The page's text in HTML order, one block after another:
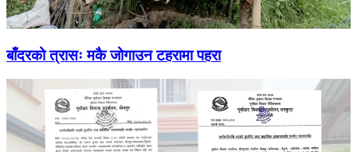
बाँदरको त्रासः मकै जोगाउन टहरामा पहरा